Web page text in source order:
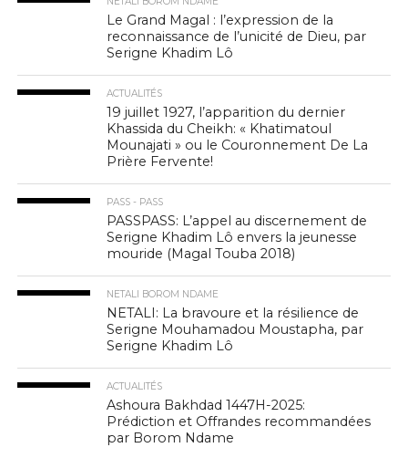
Le Grand Magal : l’expression de la
reconnaissance de l’unicité de Dieu, par
Serigne Khadim Lô
ACTUALITÉS
19 juillet 1927, l’apparition du dernier
Khassida du Cheikh: « Khatimatoul
Mounajati » ou le Couronnement De La
Prière Fervente!
PASS - PASS
PASSPASS: L’appel au discernement de
Serigne Khadim Lô envers la jeunesse
mouride (Magal Touba 2018)
NETALI BOROM NDAME
NETALI: La bravoure et la résilience de
Serigne Mouhamadou Moustapha, par
Serigne Khadim Lô
ACTUALITÉS
Ashoura Bakhdad 1447H-2025:
Prédiction et Offrandes recommandées
par Borom Ndame